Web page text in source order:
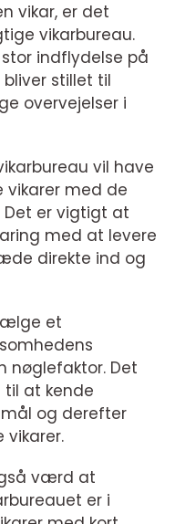
vikar, er det
vikarbureau.
indflydelse på
stillet til
overvejelser i
vil have
med de
er vigtigt at
med at levere
direkte ind og
et
nøglefaktor. Det
at kende
og derefter
værd at
er i